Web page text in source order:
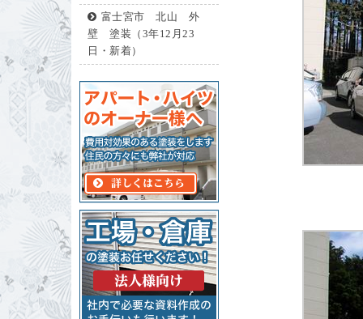
富士宮市 北山 外
壁 塗装（3年12月23
日・新着）